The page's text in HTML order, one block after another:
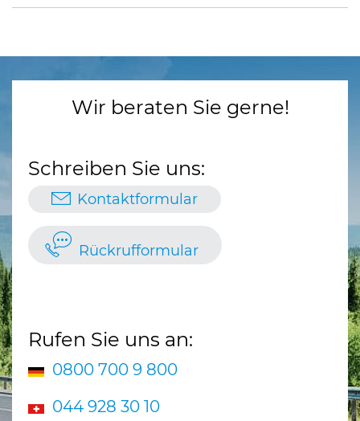
Wir beraten Sie gerne!
Schreiben Sie uns:
Kontaktformular
Rückrufformular
Rufen Sie uns an:
0800 700 9 800
044 928 30 10